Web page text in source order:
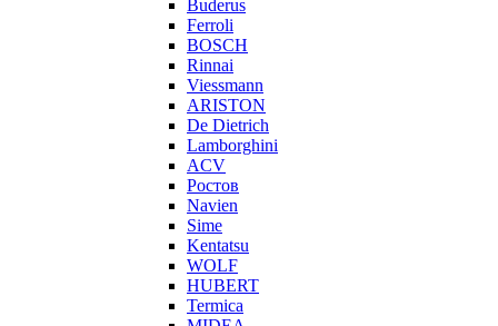
Buderus
Ferroli
BOSCH
Rinnai
Viessmann
ARISTON
De Dietrich
Lamborghini
ACV
Ростов
Navien
Sime
Kentatsu
WOLF
HUBERT
Termica